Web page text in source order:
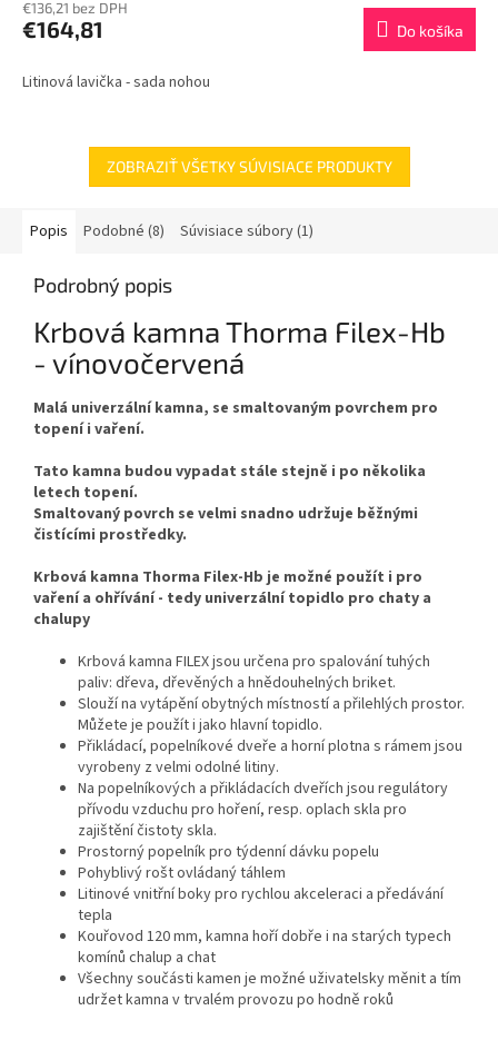
€136,21 bez DPH
€164,81 Do košíka
Litinová lavička - sada nohou
ZOBRAZIŤ VŠETKY SÚVISIACE PRODUKTY
Popis Podobné (8) Súvisiace súbory (1)
Podrobný popis
Krbová kamna Thorma Filex-Hb
- vínovočervená
Malá univerzální kamna, se smaltovaným povrchem pro
topení i vaření.
Tato kamna budou vypadat stále stejně i po několika
letech topení.
Smaltovaný povrch se velmi snadno udržuje běžnými
čistícími prostředky.
Krbová kamna Thorma Filex-Hb je možné použít i pro
vaření a ohřívání - tedy univerzální topidlo pro chaty a
chalupy
Krbová kamna FILEX jsou určena pro spalování tuhých
paliv: dřeva, dřevěných a hnědouhelných briket.
Slouží na vytápění obytných místností a přilehlých prostor.
Můžete je použít i jako hlavní topidlo.
Přikládací, popelníkové dveře a horní plotna s rámem jsou
vyrobeny z velmi odolné litiny.
Na popelníkových a přikládacích dveřích jsou regulátory
přívodu vzduchu pro hoření, resp. oplach skla pro
zajištění čistoty skla.
Prostorný popelník pro týdenní dávku popelu
Pohyblivý rošt ovládaný táhlem
Litinové vnitřní boky pro rychlou akceleraci a předávání
tepla
Kouřovod 120 mm, kamna hoří dobře i na starých typech
komínů chalup a chat
Všechny součásti kamen je možné uživatelsky měnit a tím
udržet kamna v trvalém provozu po hodně roků